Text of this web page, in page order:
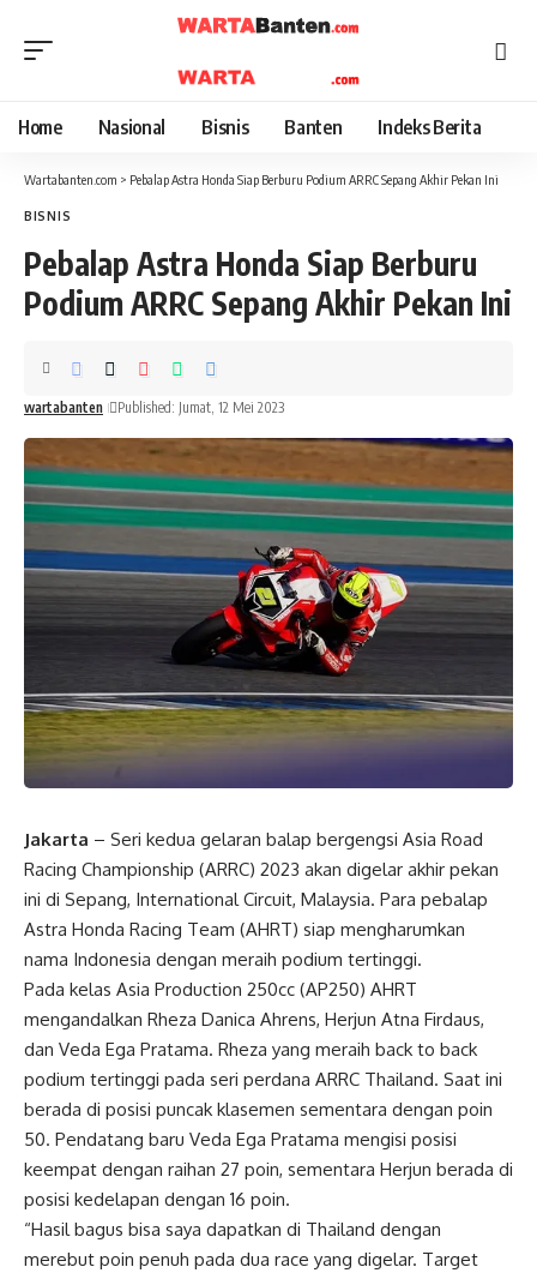
Home Nasional Bisnis Banten Indeks Berita
Wartabanten.com > Pebalap Astra Honda Siap Berburu Podium ARRC Sepang Akhir Pekan Ini
BISNIS
Pebalap Astra Honda Siap Berburu
Podium ARRC Sepang Akhir Pekan Ini
wartabanten Published: Jumat, 12 Mei 2023
Jakarta – Seri kedua gelaran balap bergengsi Asia Road
Racing Championship (ARRC) 2023 akan digelar akhir pekan
ini di Sepang, International Circuit, Malaysia. Para pebalap
Astra Honda Racing Team (AHRT) siap mengharumkan
nama Indonesia dengan meraih podium tertinggi.
Pada kelas Asia Production 250cc (AP250) AHRT
mengandalkan Rheza Danica Ahrens, Herjun Atna Firdaus,
dan Veda Ega Pratama. Rheza yang meraih back to back
podium tertinggi pada seri perdana ARRC Thailand. Saat ini
berada di posisi puncak klasemen sementara dengan poin
50. Pendatang baru Veda Ega Pratama mengisi posisi
keempat dengan raihan 27 poin, sementara Herjun berada di
posisi kedelapan dengan 16 poin.
“Hasil bagus bisa saya dapatkan di Thailand dengan
merebut poin penuh pada dua race yang digelar. Target